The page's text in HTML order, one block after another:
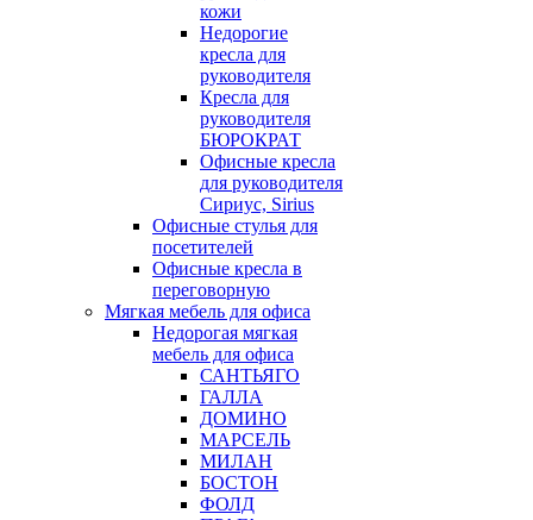
кожи
Недорогие
кресла для
руководителя
Кресла для
руководителя
БЮРОКРАТ
Офисные кресла
для руководителя
Сириус, Sirius
Офисные стулья для
посетителей
Офисные кресла в
переговорную
Мягкая мебель для офиса
Недорогая мягкая
мебель для офиса
САНТЬЯГО
ГАЛЛА
ДОМИНО
МАРСЕЛЬ
МИЛАН
БОСТОН
ФОЛД